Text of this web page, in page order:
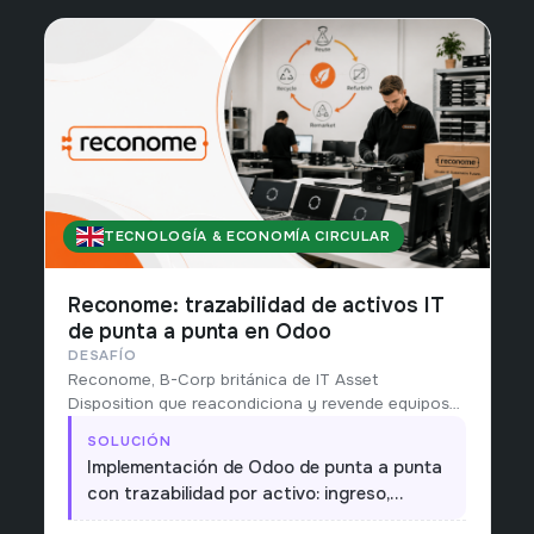
REINO UNIDO
TECNOLOGÍA & ECONOMÍA CIRCULAR
Reconome: trazabilidad de activos IT
de punta a punta en Odoo
DESAFÍO
Reconome, B-Corp británica de IT Asset
Disposition que reacondiciona y revende equipos
del sector público (NHS, escuelas, councils),
operaba el ciclo de vida de cada activo con
procesos manuales y sin trazabilidad unificada
desde el ingreso hasta la reventa.
SOLUCIÓN
Implementación de Odoo de punta a punta
con trazabilidad por activo: ingreso,
reacondicionamiento, certificación y